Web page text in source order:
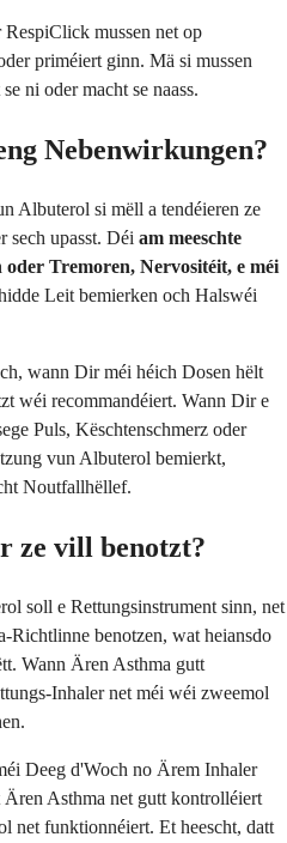
mussen net op
priméiert ginn. Mä si mussen
ni oder macht se naass.
Nebenwirkungen?
Albuterol si mëll a tendéieren ze
sech upasst. Déi am meeschte
Tremoren, Nervositéit, e méi
Leit bemierken och Halswéi
wann Dir méi héich Dosen hëlt
wéi recommandéiert. Wann Dir e
Puls, Këschtenschmerz oder
vun Albuterol bemierkt,
Noutfallhëllef.
ze vill benotzt?
soll e Rettungsinstrument sinn, net
Richtlinne benotzen, wat heiansdo
Wann Ären Asthma gutt
Inhaler net méi wéi zweemol
Deeg d'Woch no Ärem Inhaler
Ären Asthma net gutt kontrolléiert
net funktionnéiert. Et heescht, datt